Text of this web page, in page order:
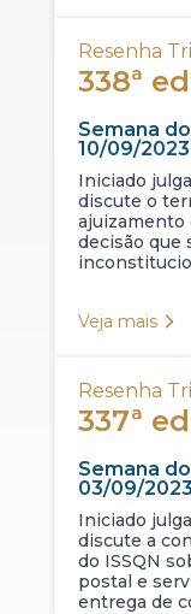
Resenha
338ª
Semana
10/09/2023
Iniciado
discute o
ajuizamento
decisão que
Veja mais
Resenha
337ª
Semana
03/09/2023
Iniciado
discute a
do ISSQN
postal e
entrega de